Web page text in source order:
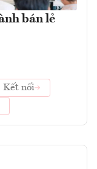
bán lẻ
Kết nối